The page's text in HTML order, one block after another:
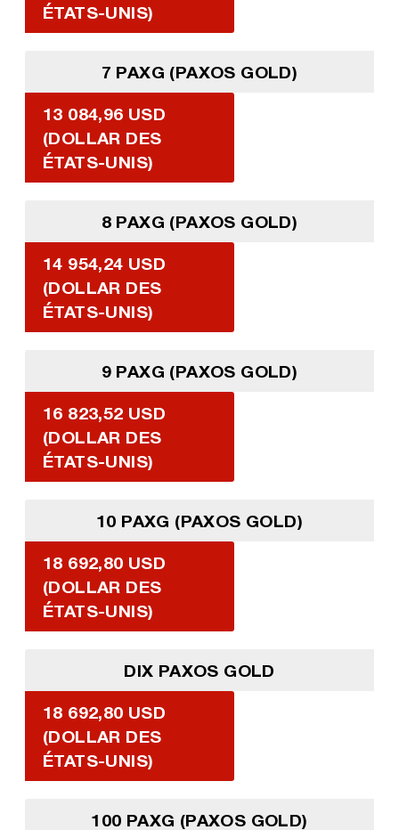
ÉTATS-UNIS)
7 PAXG (PAXOS GOLD)
13 084,96 USD
(DOLLAR DES
ÉTATS-UNIS)
8 PAXG (PAXOS GOLD)
14 954,24 USD
(DOLLAR DES
ÉTATS-UNIS)
9 PAXG (PAXOS GOLD)
16 823,52 USD
(DOLLAR DES
ÉTATS-UNIS)
10 PAXG (PAXOS GOLD)
18 692,80 USD
(DOLLAR DES
ÉTATS-UNIS)
DIX PAXOS GOLD
18 692,80 USD
(DOLLAR DES
ÉTATS-UNIS)
100 PAXG (PAXOS GOLD)